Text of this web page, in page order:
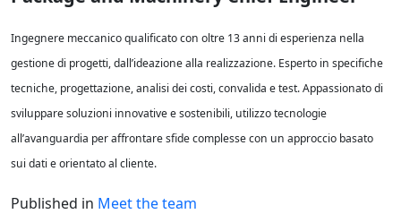
Ingegnere meccanico qualificato con oltre 13 anni di esperienza nella
gestione di progetti, dall’ideazione alla realizzazione. Esperto in specifiche
tecniche, progettazione, analisi dei costi, convalida e test. Appassionato di
sviluppare soluzioni innovative e sostenibili, utilizzo tecnologie
all’avanguardia per affrontare sfide complesse con un approccio basato
sui dati e orientato al cliente.
Published in Meet the team